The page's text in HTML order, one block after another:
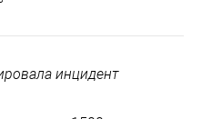
инцидент